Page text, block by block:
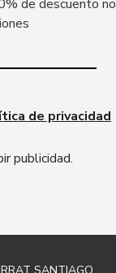
de descuento no
de privacidad
publicidad.